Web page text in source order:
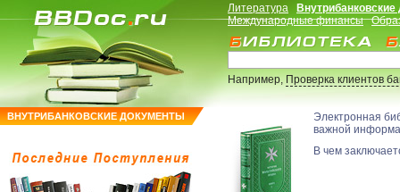
ВНУТРИБАНКОВСКИЕ ДОКУМЕНТЫ
Литература
Международные финансы
Например,Проверка клиентов
Электронная
важной
В чем